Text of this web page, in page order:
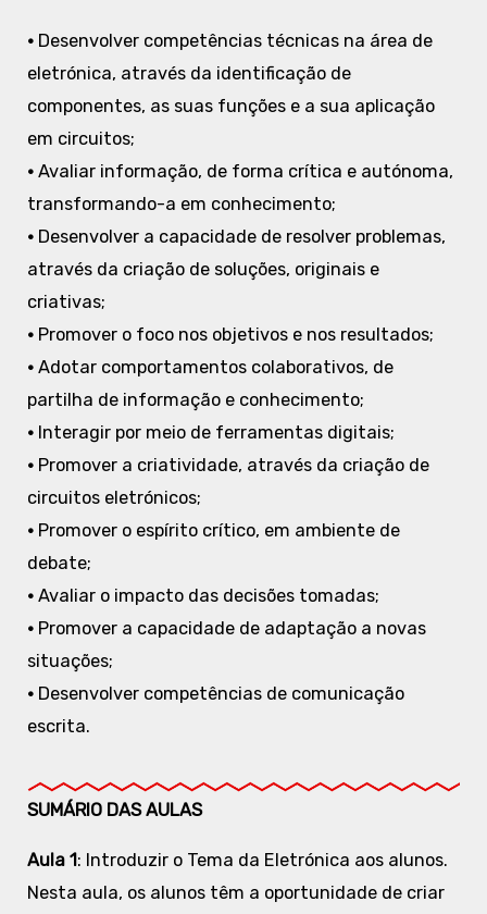
• Desenvolver competências técnicas na área de
eletrónica, através da identificação de
componentes, as suas funções e a sua aplicação
em circuitos;
• Avaliar informação, de forma crítica e autónoma,
transformando-a em conhecimento;
• Desenvolver a capacidade de resolver problemas,
através da criação de soluções, originais e
criativas;
• Promover o foco nos objetivos e nos resultados;
• Adotar comportamentos colaborativos, de
partilha de informação e conhecimento;
• Interagir por meio de ferramentas digitais;
• Promover a criatividade, através da criação de
circuitos eletrónicos;
•Promover o espírito crítico, em ambiente de
debate;
•Avaliar o impacto das decisões tomadas;
•Promover a capacidade de adaptação a novas
situações;
•Desenvolver competências de comunicação
escrita.
SUMÁRIO DAS AULAS
Aula 1: Introduzir o Tema da Eletrónica aos alunos.
Nesta aula, os alunos têm a oportunidade de criar